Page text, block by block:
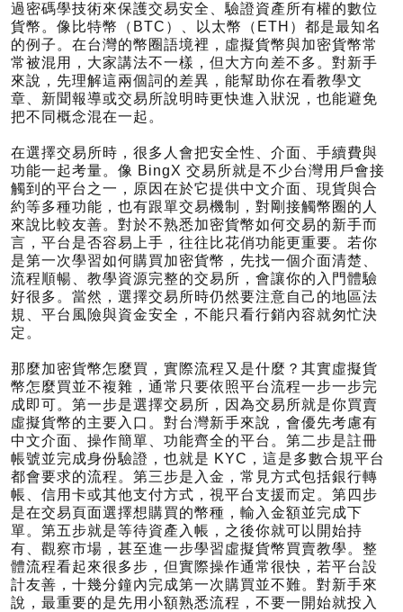
過密碼學技術來保護交易安全、驗證資產所有權的數位
貨幣。像比特幣（BTC）、以太幣（ETH）都是最知名
的例子。在台灣的幣圈語境裡，虛擬貨幣與加密貨幣常
常被混用，大家講法不一樣，但大方向差不多。對新手
來說，先理解這兩個詞的差異，能幫助你在看教學文
章、新聞報導或交易所說明時更快進入狀況，也能避免
把不同概念混在一起。
在選擇交易所時，很多人會把安全性、介面、手續費與
功能一起考量。像 BingX 交易所就是不少台灣用戶會接
觸到的平台之一，原因在於它提供中文介面、現貨與合
約等多種功能，也有跟單交易機制，對剛接觸幣圈的人
來說比較友善。對於不熟悉加密貨幣如何交易的新手而
言，平台是否容易上手，往往比花俏功能更重要。若你
是第一次學習如何購買加密貨幣，先找一個介面清楚、
流程順暢、教學資源完整的交易所，會讓你的入門體驗
好很多。當然，選擇交易所時仍然要注意自己的地區法
規、平台風險與資金安全，不能只看行銷內容就匆忙決
定。
那麼加密貨幣怎麼買，實際流程又是什麼？其實虛擬貨
幣怎麼買並不複雜，通常只要依照平台流程一步一步完
成即可。第一步是選擇交易所，因為交易所就是你買賣
虛擬貨幣的主要入口。對台灣新手來說，會優先考慮有
中文介面、操作簡單、功能齊全的平台。第二步是註冊
帳號並完成身份驗證，也就是 KYC，這是多數合規平台
都會要求的流程。第三步是入金，常見方式包括銀行轉
帳、信用卡或其他支付方式，視平台支援而定。第四步
是在交易頁面選擇想購買的幣種，輸入金額並完成下
單。第五步就是等待資產入帳，之後你就可以開始持
有、觀察市場，甚至進一步學習虛擬貨幣買賣教學。整
體流程看起來很多步，但實際操作通常很快，若平台設
計友善，十幾分鐘內完成第一次購買並不難。對新手來
說，最重要的是先用小額熟悉流程，不要一開始就投入